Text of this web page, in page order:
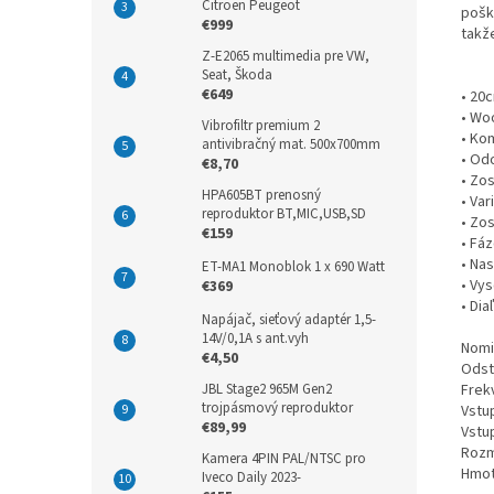
Citroen Peugeot
€999
Z-E2065 multimedia pre VW,
Seat, Škoda
€649
Vibrofiltr premium 2
antivibračný mat. 500x700mm
€8,70
HPA605BT prenosný
reproduktor BT,MIC,USB,SD
€159
ET-MA1 Monoblok 1 x 690 Watt
€369
Napájač, sieťový adaptér 1,5-
14V/0,1A s ant.vyh
€4,50
JBL Stage2 965M Gen2
trojpásmový reproduktor
€89,99
Kamera 4PIN PAL/NTSC pro
Iveco Daily 2023-
•
•
•
•
•
•
•
•
•
•
•